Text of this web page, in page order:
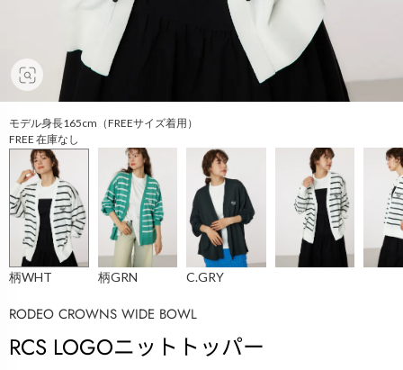
モデル身長165cm（FREEサイズ着用）
FREE 在庫なし
柄WHT 柄GRN C.GRY
RODEO CROWNS WIDE BOWL
RCS LOGOニットトッパー